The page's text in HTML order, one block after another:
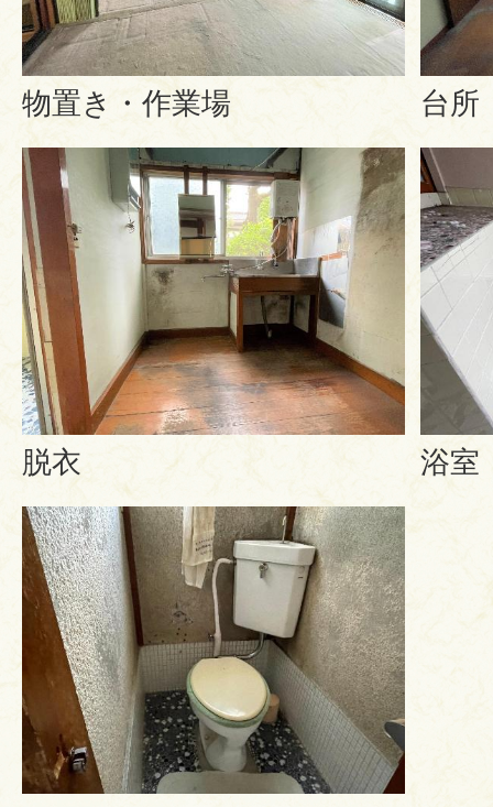
物置き・作業場 台所
脱衣 浴室